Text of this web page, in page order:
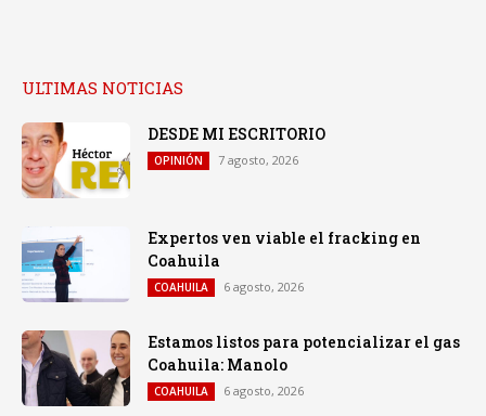
ULTIMAS NOTICIAS
DESDE MI ESCRITORIO
OPINIÓN 7 agosto, 2026
Expertos ven viable el fracking en
Coahuila
COAHUILA 6 agosto, 2026
Estamos listos para potencializar el gas
Coahuila: Manolo
COAHUILA 6 agosto, 2026